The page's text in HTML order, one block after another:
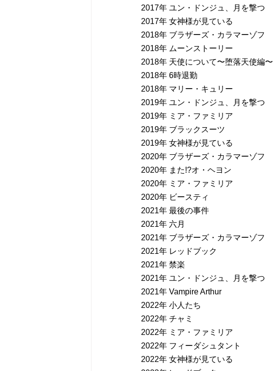
2017年 ユン・ドンジュ、月を撃つ
2017年 女神様が見ている
2018年 ブラザーズ・カラマーゾフ
2018年 ムーンストーリー
2018年 天使について〜堕落天使編〜
2018年 6時退勤
2018年 マリー・キュリー
2019年 ユン・ドンジュ、月を撃つ
2019年 ミア・ファミリア
2019年 ブラックスーツ
2019年 女神様が見ている
2020年 ブラザーズ・カラマーゾフ
2020年 また!?オ・ヘヨン
2020年 ミア・ファミリア
2020年 ビースティ
2021年 最後の事件
2021年 六月
2021年 ブラザーズ・カラマーゾフ
2021年 レッドブック
2021年 禁楽
2021年 ユン・ドンジュ、月を撃つ
2021年 Vampire Arthur
2022年 小人たち
2022年 チャミ
2022年 ミア・ファミリア
2022年 フィーダシュタント
2022年 女神様が見ている